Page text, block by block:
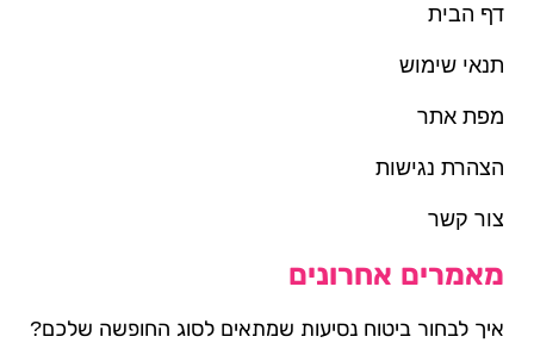
דף הבית
תנאי שימוש
מפת אתר
הצהרת נגישות
צור קשר
מאמרים אחרונים
איך לבחור ביטוח נסיעות שמתאים לסוג החופשה שלכם?